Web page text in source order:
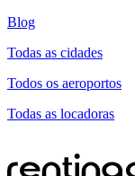
Blog
Todas as cidades
Todos os aeroportos
Todas as locadoras